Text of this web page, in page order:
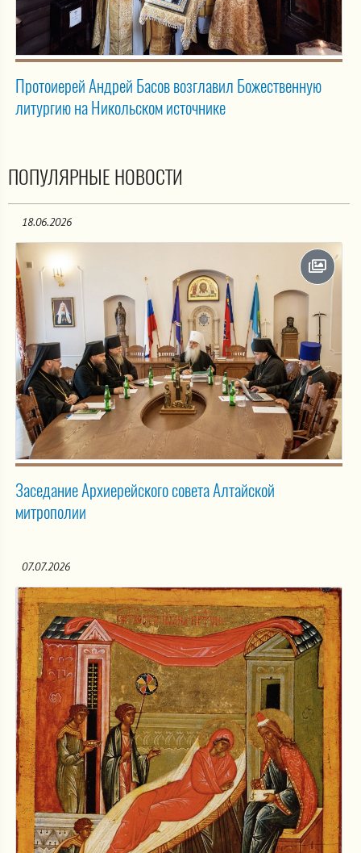
Протоиерей Андрей Басов возглавил Божественную
литургию на Никольском источнике
ПОПУЛЯРНЫЕ НОВОСТИ
18.06.2026
Заседание Архиерейского совета Алтайской
митрополии
07.07.2026